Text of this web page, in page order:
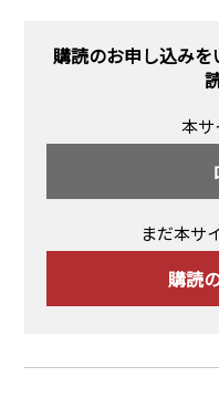
購読のお申し込み
本サ
まだ本サ
購読